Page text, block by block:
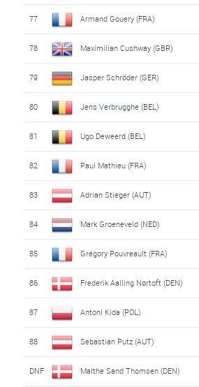
77 Armand Gouery (FRA)
78 Maximilian Cushway (GBR)
79 Jasper Schröder (GER)
80 Jens Verbrugghe (BEL)
81 Ugo Deweerd (BEL)
82 Paul Mathieu (FRA)
83 Adrian Stieger (AUT)
84 Mark Groeneveld (NED)
85 Grégory Pouvreault (FRA)
86 Frederik Aalling Nørtoft (DEN)
87 Antoni Kida (POL)
88 Sebastian Putz (AUT)
DNF Malthe Sand Thomsen (DEN)